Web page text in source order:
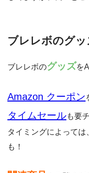
ブレレボのグッ
ブレレボのグッズを
Amazon クーポン
タイムセールも要
タイミングによって
も！